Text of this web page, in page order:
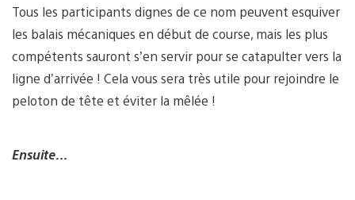
Tous les participants dignes de ce nom peuvent esquiver
les balais mécaniques en début de course, mais les plus
compétents sauront s’en servir pour se catapulter vers la
ligne d’arrivée ! Cela vous sera très utile pour rejoindre le
peloton de tête et éviter la mêlée !
Ensuite…